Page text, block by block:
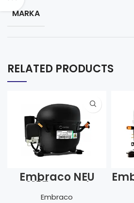
MARKA
RELATED PRODUCTS
Embraco NEU
6187 Z-Dual
frekans
Embraco